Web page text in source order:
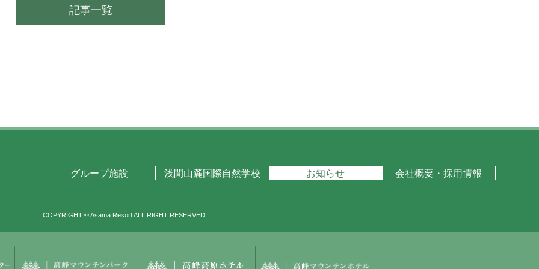
記事一覧
グループ施設 浅間山麓国際自然学校 お知らせ 会社概要・採用情報
COPYRIGHT © Asama Resort ALL RIGHT RESERVED